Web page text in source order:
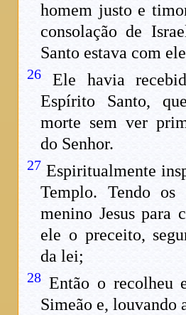
homem justo e
consolação de
Santo estava com
26 Ele havia
Espírito Santo,
morte sem ver
do Senhor.
27 Espiritualmente
Templo. Tendo
menino Jesus para
ele o preceito,
da lei;
28 Então o recolheu
Simeão e, louvando